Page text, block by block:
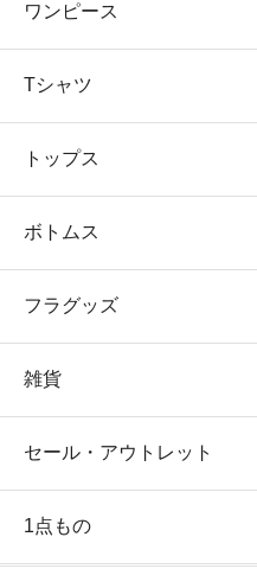
ワンピース
Tシャツ
トップス
ボトムス
フラグッズ
雑貨
セール・アウトレット
1点もの